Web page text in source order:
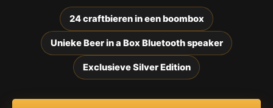
24 craftbieren in een boombox
Unieke Beer in a Box Bluetooth speaker
Exclusieve Silver Edition